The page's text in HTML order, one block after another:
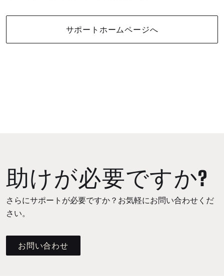
サポートホームページへ
助けが必要ですか?
さらにサポートが必要ですか？お気軽にお問い合わせくだ
さい。
お問い合わせ